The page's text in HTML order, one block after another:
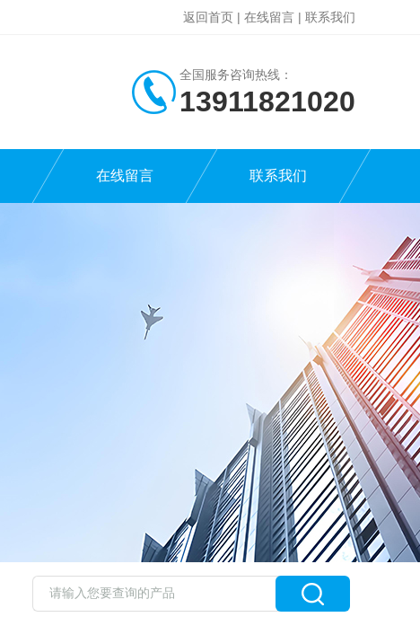
返回首页 | 在线留言 | 联系我们
全国服务咨询热线：
13911821020
在线留言 联系我们